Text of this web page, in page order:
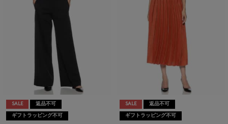
SALE 返品不可
ギフトラッピング不可
SALE 返品不可
ギフトラッピング不可